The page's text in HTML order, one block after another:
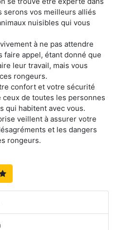
serons vos meilleurs alliés
nuisibles qui vous
à ne pas attendre
appel, étant donné que
leur travail, mais vous
rongeurs.
confort et votre sécurité
de toutes les personnes
qui habitent avec vous.
veillent à assurer votre
et les dangers
rongeurs.